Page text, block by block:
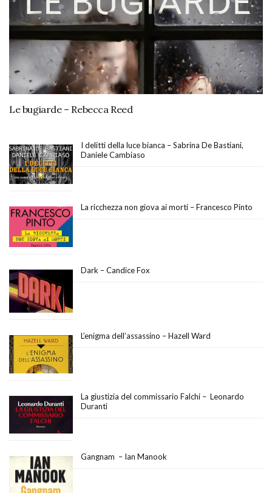
Le bugiarde – Rebecca Reed
I delitti della luce bianca – Sabrina De Bastiani,
Daniele Cambiaso
La ricchezza non giova ai morti – Francesco Pinto
Dark – Candice Fox
L’enigma dell’assassino – Hazell Ward
La giustizia del commissario Falchi – Leonardo
Duranti
Gangnam – Ian Manook